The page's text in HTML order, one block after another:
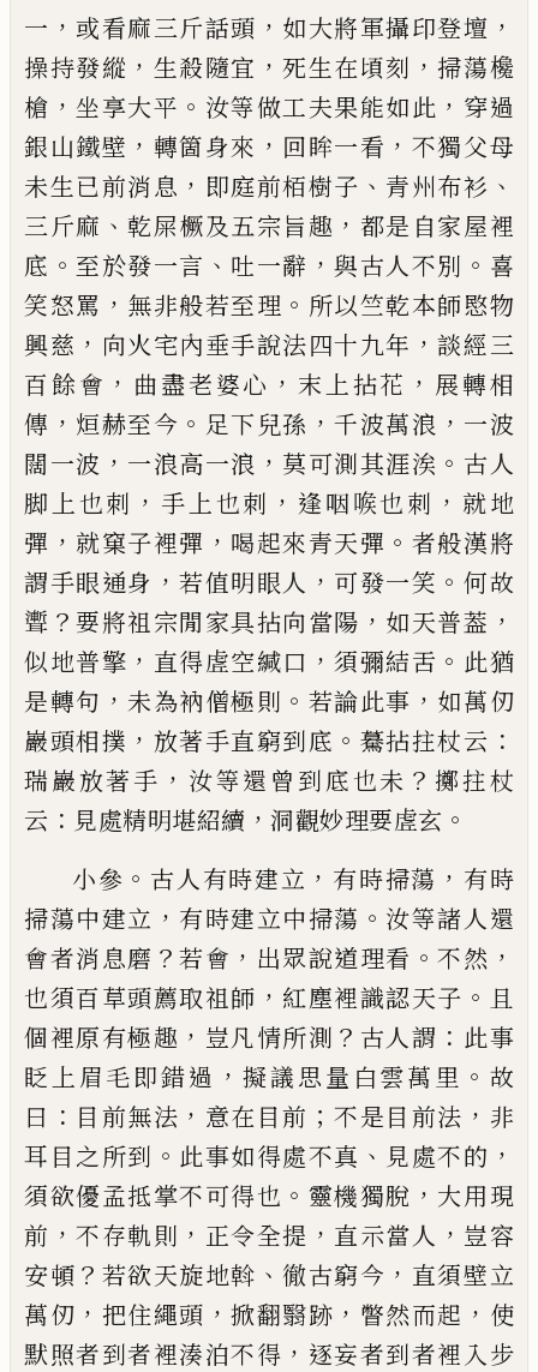
一 ， 或看麻三斤話頭 ， 如大將軍攝印登壇 ，
操持發縱 ， 生殺隨宜 ，死生在頃刻 ，掃蕩欃
槍 ， 坐享大平 。 汝等做工夫果能如此 ， 穿過
銀山鐵壁 ， 轉箇身來 ， 回眸一看 ， 不獨父母
未生已前消息 ， 即庭前栢樹子 、 青州布衫 、
三斤麻 、乾屎橛及五宗旨趣 ， 都是自家屋裡
底 。 至於發一言 、 吐一辭 ，與古人不別 。 喜
笑怒罵 ， 無非般若至理 。 所以竺乾本師愍物
興慈 ， 向火宅內垂手說法四十九年 ，談經三
百餘會 ， 曲盡老婆心 ， 末上拈花 ， 展轉相
傳 ， 烜赫至今 。 足下兒孫 ，千波萬浪 ， 一波
闊一波 ， 一浪高一浪 ， 莫可測其涯涘 。 古人
脚上也刺 ， 手上也刺 ， 逢咽㗋也刺 ， 就地
彈 ， 就窠子裡彈 ， 喝起來青天彈 。 者般漢將
謂手眼通身 ，若值明眼人 ， 可發一笑 。 何故
聻 ？要將祖宗閒家具拈向當陽 ， 如天普葢 ，
似地普擎 ， 直得虗空緘口 ， 須彌結舌 。 此猶
是轉句 ， 未為衲僧極則 。 若論此事 ， 如萬仞
巖頭相撲 ， 放著手直窮到底 。 驀拈拄杖云 ：
瑞巖放著手 ， 汝等還曾到底也未 ？ 擲拄杖
云 ： 見處精明堪紹續 ， 洞觀妙理要虗玄 。
小參 。 古人有時建立 ， 有時掃蕩 ， 有時
掃蕩中建立 ， 有時建立中掃蕩 。 汝等諸人還
會者消息磨 ？若會 ， 出眾說道理看 。不然 ，
也須百草頭薦取祖師 ， 紅塵裡識認天子 。 且
個裡原有極趣 ， 豈凡情所測 ？ 古人謂 ： 此事
眨 上眉毛即錯過 ，擬議思量白雲萬里 。 故
曰 ： 目前無法 ， 意在目前 ； 不是目前法 ， 非
耳目之所到 。 此事如得處不真 、 見處不的 ，
須欲優孟抵掌不可得也 。 靈機獨脫 ， 大用現
前 ，不存軌則 ， 正令全提 ， 直示當人 ， 豈容
安頓 ？ 若欲天旋地斡 、 徹古窮今 ， 直須壁立
萬仞 ， 把住繩頭 ，掀翻翳跡 ， 瞥然而起 ， 使
默照者到者裡湊泊不得 ， 逐妄者到者裡入步